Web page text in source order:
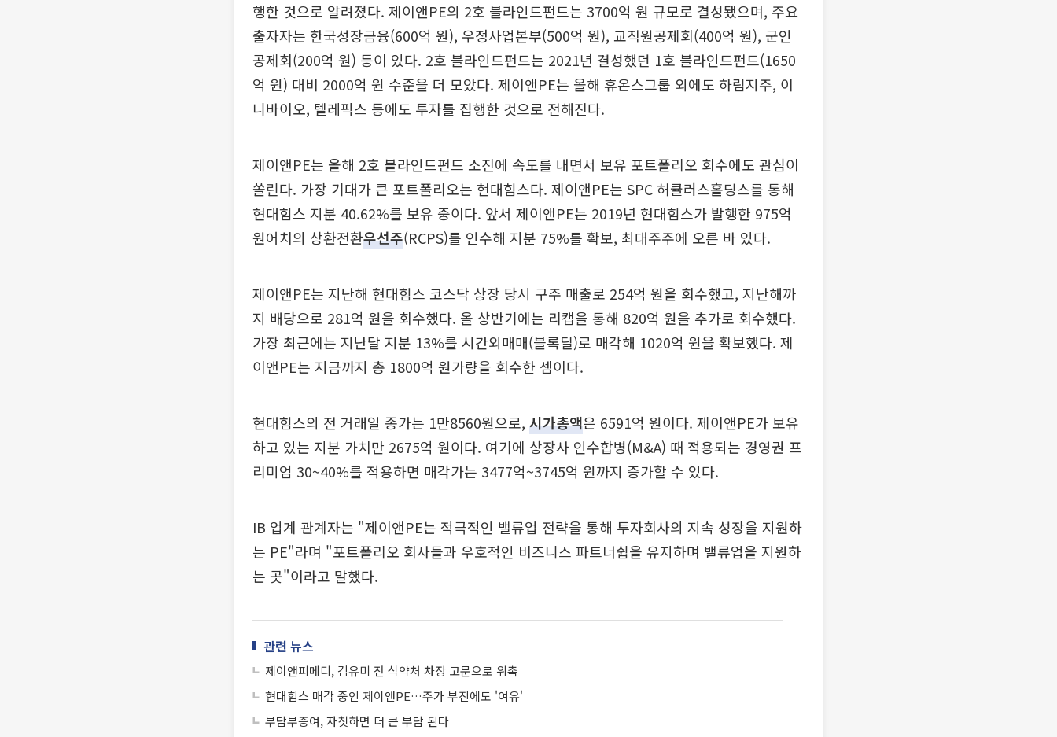
행한 것으로 알려졌다. 제이앤PE의 2호 블라인드펀드는 3700억 원 규모로 결성됐으며, 주요
출자자는 한국성장금융(600억 원), 우정사업본부(500억 원), 교직원공제회(400억 원), 군인
공제회(200억 원) 등이 있다. 2호 블라인드펀드는 2021년 결성했던 1호 블라인드펀드(1650
억 원) 대비 2000억 원 수준을 더 모았다. 제이앤PE는 올해 휴온스그룹 외에도 하림지주, 이
니바이오, 텔레픽스 등에도 투자를 집행한 것으로 전해진다.
제이앤PE는 올해 2호 블라인드펀드 소진에 속도를 내면서 보유 포트폴리오 회수에도 관심이
쏠린다. 가장 기대가 큰 포트폴리오는 현대힘스다. 제이앤PE는 SPC 허큘러스홀딩스를 통해
현대힘스 지분 40.62%를 보유 중이다. 앞서 제이앤PE는 2019년 현대힘스가 발행한 975억
원어치의 상환전환우선주(RCPS)를 인수해 지분 75%를 확보, 최대주주에 오른 바 있다.
제이앤PE는 지난해 현대힘스 코스닥 상장 당시 구주 매출로 254억 원을 회수했고, 지난해까
지 배당으로 281억 원을 회수했다. 올 상반기에는 리캡을 통해 820억 원을 추가로 회수했다.
가장 최근에는 지난달 지분 13%를 시간외매매(블록딜)로 매각해 1020억 원을 확보했다. 제
이앤PE는 지금까지 총 1800억 원가량을 회수한 셈이다.
현대힘스의 전 거래일 종가는 1만8560원으로, 시가총액은 6591억 원이다. 제이앤PE가 보유
하고 있는 지분 가치만 2675억 원이다. 여기에 상장사 인수합병(M&A) 때 적용되는 경영권 프
리미엄 30~40%를 적용하면 매각가는 3477억~3745억 원까지 증가할 수 있다.
IB 업계 관계자는 "제이앤PE는 적극적인 밸류업 전략을 통해 투자회사의 지속 성장을 지원하
는 PE"라며 "포트폴리오 회사들과 우호적인 비즈니스 파트너쉽을 유지하며 밸류업을 지원하
는 곳"이라고 말했다.
관련 뉴스
제이앤피메디, 김유미 전 식약처 차장 고문으로 위촉
현대힘스 매각 중인 제이앤PE…주가 부진에도 '여유'
부담부증여, 자칫하면 더 큰 부담 된다